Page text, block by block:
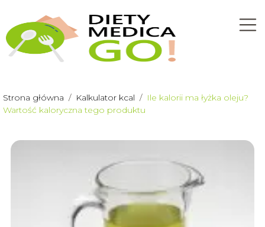
Strona główna / Kalkulator kcal / Ile kalorii ma łyżka oleju?
Wartość kaloryczna tego produktu